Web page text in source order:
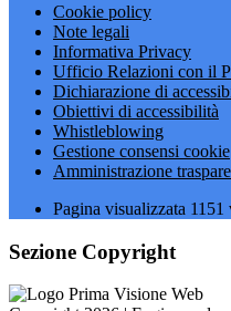
Cookie policy
Note legali
Informativa Privacy
Ufficio Relazioni con il
Dichiarazione di
Obiettivi di accessibilità
Whistleblowing
Gestione consensi cookie
Amministrazione
Pagina visualizzata 1151
Sezione Copyright